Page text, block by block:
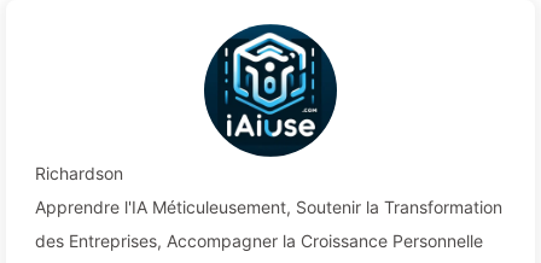
Richardson
Apprendre l'IA Méticuleusement, Soutenir la Transformation
des Entreprises, Accompagner la Croissance Personnelle